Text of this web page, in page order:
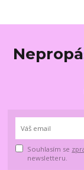
Souhlasím se
newsletteru.